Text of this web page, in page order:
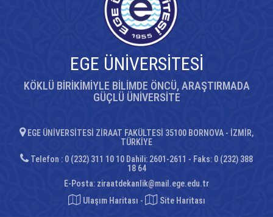
EGE ÜNİVERSİTESİ
KÖKLÜ BİRİKİMİYLE BİLİMDE ÖNCÜ, ARAŞTIRMADA
GÜÇLÜ ÜNİVERSİTE
EGE ÜNİVERSİTESİ ZİRAAT FAKÜLTESİ 35100 BORNOVA - İZMİR,
TÜRKİYE
Telefon : 0 (232) 311 10 10 Dahili: 2601-2611 - Faks: 0 (232) 388
18 64
E-Posta: ziraatdekanlik@mail.ege.edu.tr
Ulaşım Haritası - Site Haritası